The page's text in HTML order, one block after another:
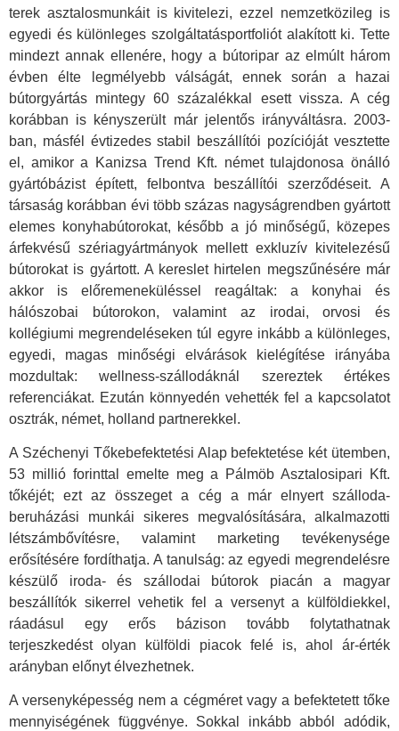
terek asztalosmunkáit is kivitelezi, ezzel nemzetközileg is
egyedi és különleges szolgáltatásportfoliót alakított ki. Tette
mindezt annak ellenére, hogy a bútoripar az elmúlt három
évben élte legmélyebb válságát, ennek során a hazai
bútorgyártás mintegy 60 százalékkal esett vissza. A cég
korábban is kényszerült már jelentős irányváltásra. 2003-
ban, másfél évtizedes stabil beszállítói pozícióját vesztette
el, amikor a Kanizsa Trend Kft. német tulajdonosa önálló
gyártóbázist épített, felbontva beszállítói szerződéseit. A
társaság korábban évi több százas nagyságrendben gyártott
elemes konyhabútorokat, később a jó minőségű, közepes
árfekvésű szériagyártmányok mellett exkluzív kivitelezésű
bútorokat is gyártott. A kereslet hirtelen megszűnésére már
akkor is előremeneküléssel reagáltak: a konyhai és
hálószobai bútorokon, valamint az irodai, orvosi és
kollégiumi megrendeléseken túl egyre inkább a különleges,
egyedi, magas minőségi elvárások kielégítése irányába
mozdultak: wellness-szállodáknál szereztek értékes
referenciákat. Ezután könnyedén vehették fel a kapcsolatot
osztrák, német, holland partnerekkel.
A Széchenyi Tőkebefektetési Alap befektetése két ütemben,
53 millió forinttal emelte meg a Pálmöb Asztalosipari Kft.
tőkéjét; ezt az összeget a cég a már elnyert szálloda-
beruházási munkái sikeres megvalósítására, alkalmazotti
létszámbővítésre, valamint marketing tevékenysége
erősítésére fordíthatja. A tanulság: az egyedi megrendelésre
készülő iroda- és szállodai bútorok piacán a magyar
beszállítók sikerrel vehetik fel a versenyt a külföldiekkel,
ráadásul egy erős bázison tovább folytathatnak
terjeszkedést olyan külföldi piacok felé is, ahol ár-érték
arányban előnyt élvezhetnek.
A versenyképesség nem a cégméret vagy a befektetett tőke
mennyiségének függvénye. Sokkal inkább abból adódik,